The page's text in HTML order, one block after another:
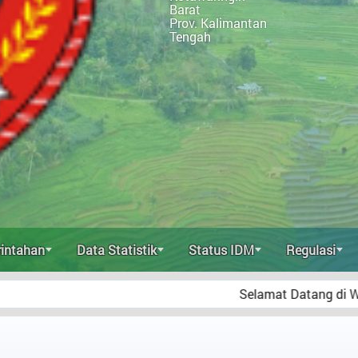
Barat
Prov. Kalimantan
Tengah
Data Statistik Status IDM Regulasi
Selamat Datang di Website Resmi